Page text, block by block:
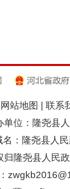
网站地图 联系
单位：隆尧县
名：隆尧县人
归隆尧县人民